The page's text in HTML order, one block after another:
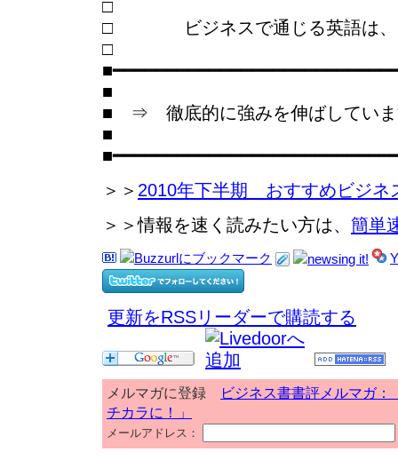
□ ビジネスで通じる英語は、「
■
■ ⇒ 徹底的に強みを伸ばしていま
■
＞＞ 2010年下半期 おすすめビジネ
＞＞情報を速く読みたい方は、 簡単
更新をRSSリーダーで購読する
メルマガに登録
ビジネス書書評メルマガ：
チカラに！」
メールアドレス：